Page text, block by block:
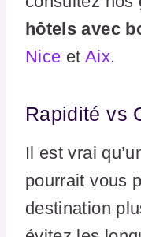
hôtels avec
Nice et Aix.
Rapidité vs
Il est vrai
pourrait vous
destination